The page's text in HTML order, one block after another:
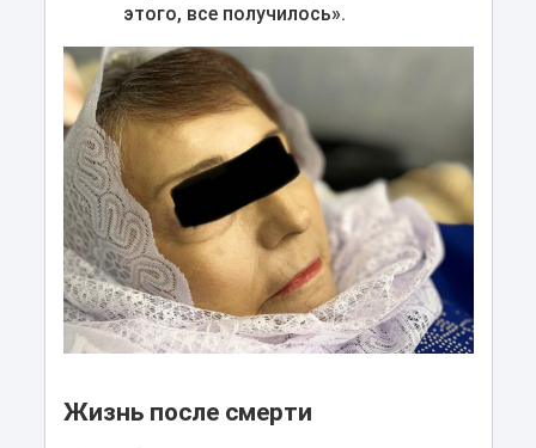
этого, все получилось».
Жизнь после смерти